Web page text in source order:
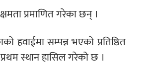
प्रमाणित गरेका छन् ।
हवाईमा सम्पन्न भएको प्रतिष्ठित
स्थान हासिल गरेको छ ।